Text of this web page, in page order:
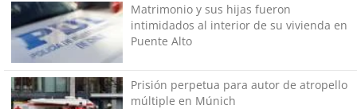
Matrimonio y sus hijas fueron
intimidados al interior de su vivienda en
Puente Alto
Prisión perpetua para autor de atropello
múltiple en Múnich